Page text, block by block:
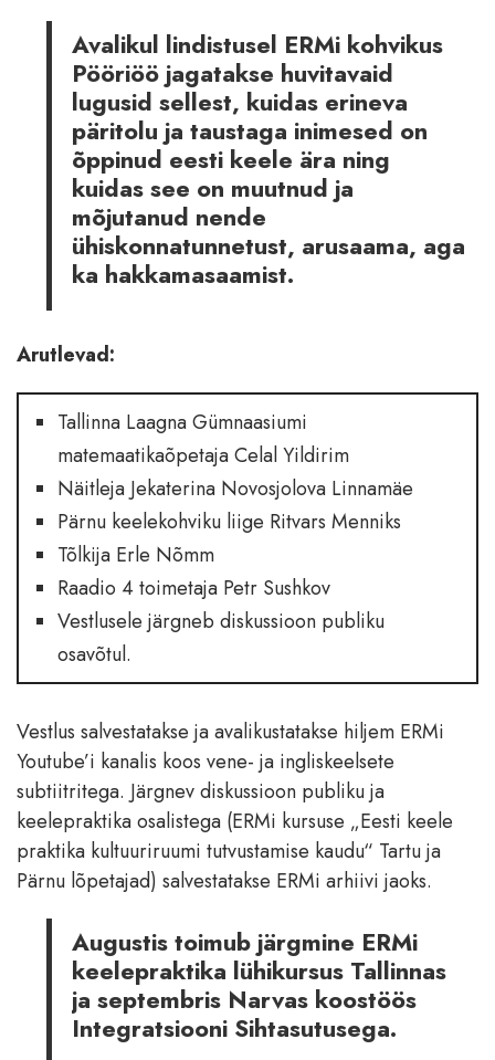
Avalikul lindistusel ERMi kohvikus
Pööriöö jagatakse huvitavaid
lugusid sellest, kuidas erineva
päritolu ja taustaga inimesed on
õppinud eesti keele ära ning
kuidas see on muutnud ja
mõjutanud nende
ühiskonnatunnetust, arusaama, aga
ka hakkamasaamist.
Arutlevad:
Tallinna Laagna Gümnaasiumi
matemaatikaõpetaja Celal Yildirim
Näitleja Jekaterina Novosjolova Linnamäe
Pärnu keelekohviku liige Ritvars Menniks
Tõlkija Erle Nõmm
Raadio 4 toimetaja Petr Sushkov
Vestlusele järgneb diskussioon publiku
osavõtul.
Vestlus salvestatakse ja avalikustatakse hiljem ERMi
Youtube’i kanalis koos vene- ja ingliskeelsete
subtiitritega. Järgnev diskussioon publiku ja
keelepraktika osalistega (ERMi kursuse „Eesti keele
praktika kultuuriruumi tutvustamise kaudu“ Tartu ja
Pärnu lõpetajad) salvestatakse ERMi arhiivi jaoks.
Augustis toimub järgmine ERMi
keelepraktika lühikursus Tallinnas
ja septembris Narvas koostöös
Integratsiooni Sihtasutusega.